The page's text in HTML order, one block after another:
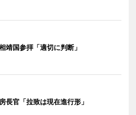
靖国参拝「適切に判断」
長官「拉致は現在進行形」